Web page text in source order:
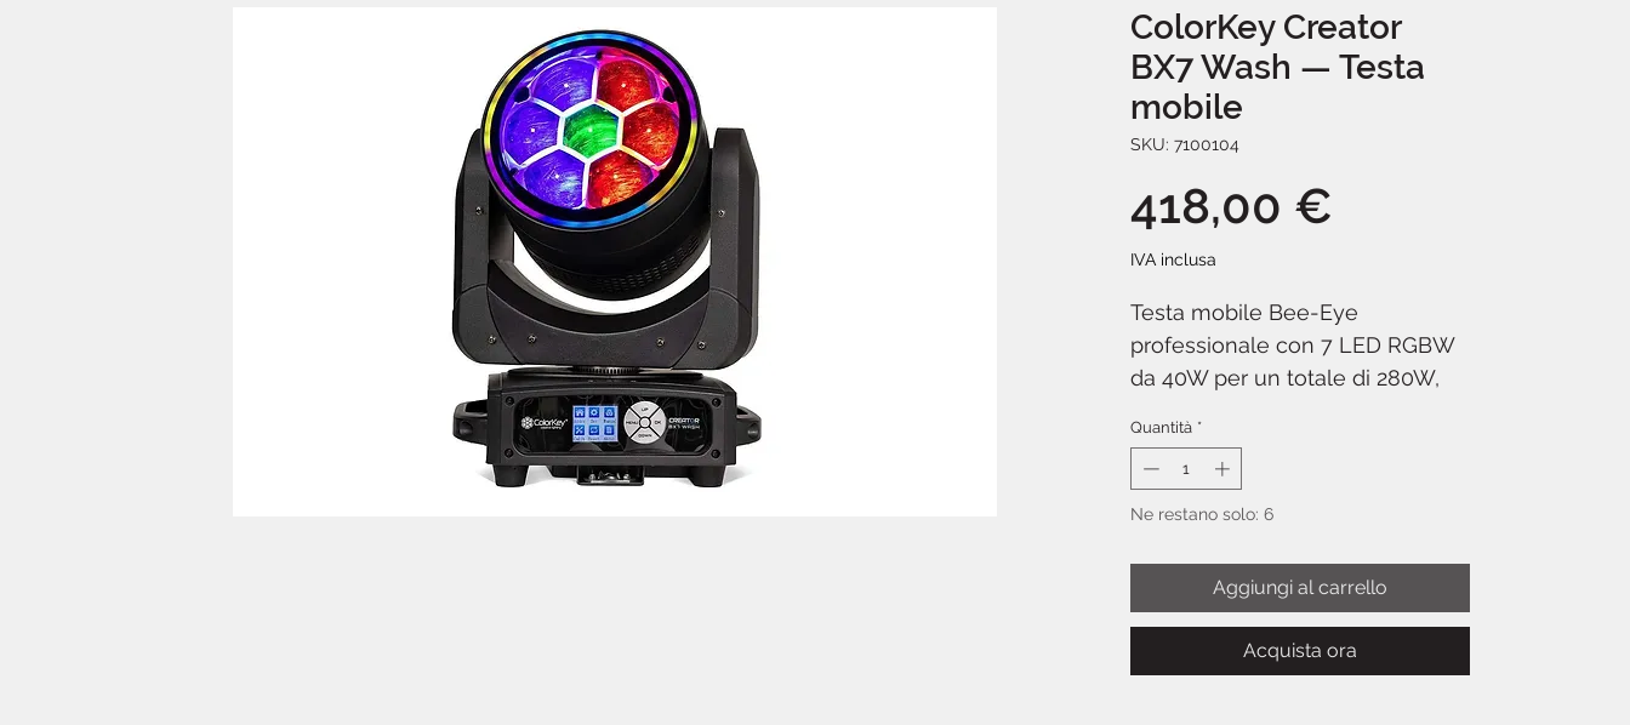
ColorKey Creator
BX7 Wash — Testa
mobile
SKU: 7100104
418,00 €
IVA inclusa
Testa mobile Bee-Eye
professionale con 7 LED RGBW
da 40W per un totale di 280W,
concerti e teatri che richiedono
effetti scenografici dinamici.
ColorKey Creator BX7 Wash
controllo individuale di ogni
pixel, generando effetti
caleidoscopici grazie alla
rotazione infinita della lente
Quantità *
Ne restano solo: 6
Aggiungi al carrello
Acquista ora